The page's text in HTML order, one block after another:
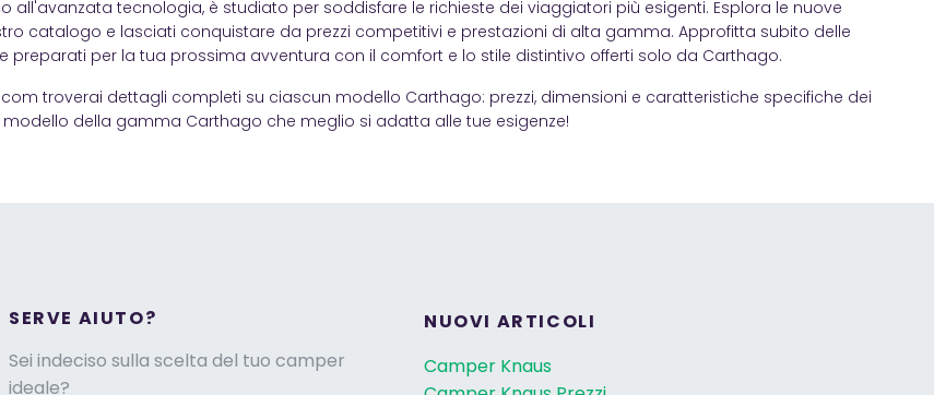
all'avanzata tecnologia, è studiato per soddisfare le richieste dei viaggiatori più esigenti. Esplora le nuove
catalogo e lasciati conquistare da prezzi competitivi e prestazioni di alta gamma. Approfitta subito delle
preparati per la tua prossima avventura con il comfort e lo stile distintivo offerti solo da Carthago.
troverai dettagli completi su ciascun modello Carthago: prezzi, dimensioni e caratteristiche specifiche dei
modello della gamma Carthago che meglio si adatta alle tue esigenze!
SERVE AIUTO?
Sei indeciso sulla scelta del tuo camper
ideale?
NUOVI ARTICOLI
Camper Knaus